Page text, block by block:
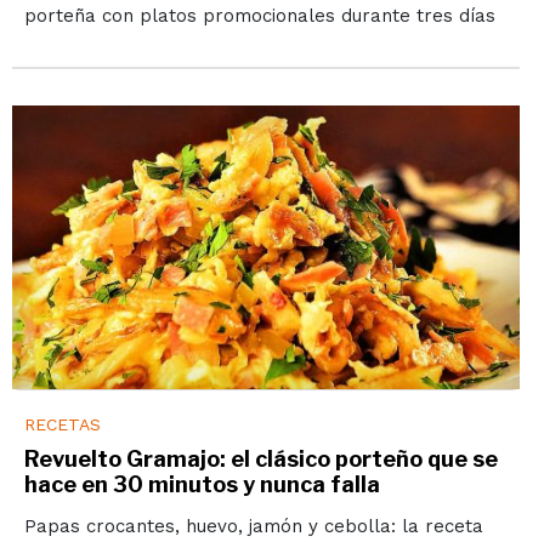
porteña con platos promocionales durante tres días
RECETAS
Revuelto Gramajo: el clásico porteño que se
hace en 30 minutos y nunca falla
Papas crocantes, huevo, jamón y cebolla: la receta